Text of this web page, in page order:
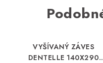
VYŠÍVANÝ ZÁVES
DENTELLE 140X290